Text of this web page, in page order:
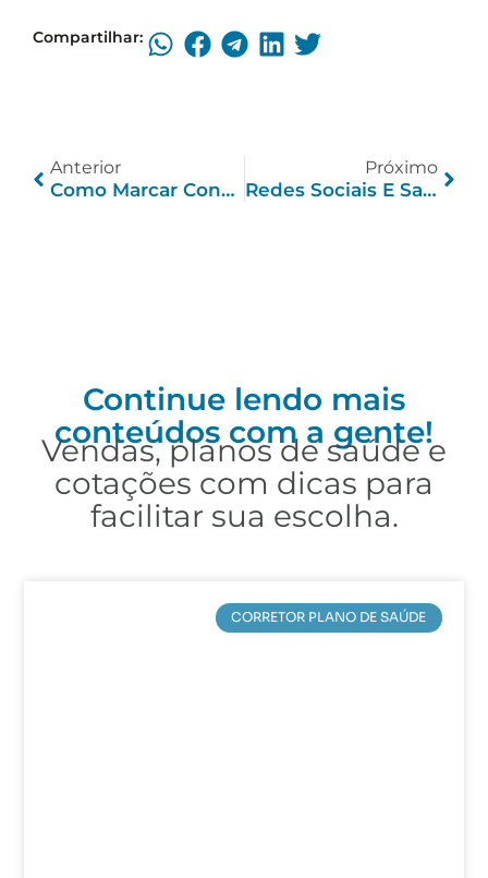
Compartilhar:
Anterior
Como Marcar Consulta Com Psicólogo Em 5 Passos
Próximo
Redes Sociais E Saúde Mental: O Que Você Precisa Saber Para Manter O Equilíbrio
Continue lendo mais
conteúdos com a gente!
Vendas, planos de saúde e
cotações com dicas para
facilitar sua escolha.
CORRETOR PLANO DE SAÚDE